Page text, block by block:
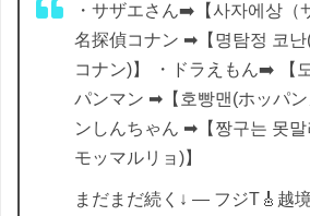
・サザエさん➡️【사자에상（
名探偵コナン ➡【명탐정 코
コナン)】 ・ドラえもん➡️ 【
パンマン ➡【호빵맨(ホッパン
ンしんちゃん ➡【짱구는 못
モッマルリョ)】
まだまだ続く↓ — フジT🎸越